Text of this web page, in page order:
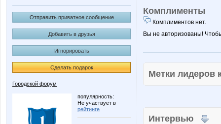
Отправить приватное сообщение
Добавить в друзья
Игнорировать
Сделать подарок
Городской форум
популярность:
Не участвует в
рейтинге
Комплименты
Комплиментов нет.
Вы не авторизованы!
Метки
Интервью